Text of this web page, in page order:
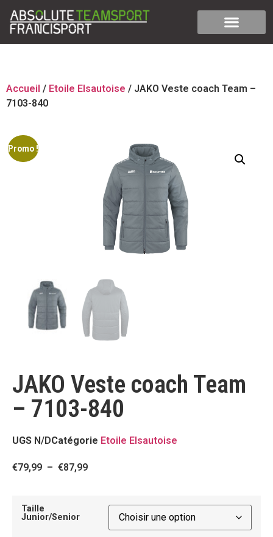
Accueil / Etoile Elsautoise / JAKO Veste coach Team –
7103-840
Promo !
JAKO Veste coach Team
– 7103-840
UGS N/DCatégorie Etoile Elsautoise
€79,99 – €87,99
Taille
Junior/Senior